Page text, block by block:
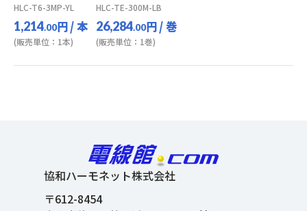
HLC-T6-3MP-YL
1,214.00円/ 本
(販売単位：1本)
HLC-TE-300M-LB
26,284.00円/ 巻
(販売単位：1巻)
協和ハーモネット株式会社
〒612-8454